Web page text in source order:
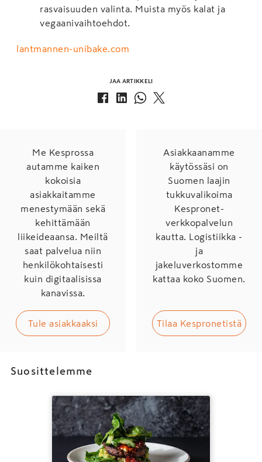
rasvaisuuden valinta. Muista myös kalat ja
vegaanivaihtoehdot.
lantmannen-unibake.com
JAA ARTIKKELI
Me Kesprossa
autamme kaiken
kokoisia
asiakkaitamme
menestymään sekä
kehittämään
liikeideaansa. Meiltä
saat palvelua niin
henkilökohtaisesti
kuin digitaalisissa
kanavissa.
Tule asiakkaaksi
Asiakkaanamme
käytössäsi on
Suomen laajin
tukkuvalikoima
Kespronet-
verkkopalvelun
kautta. Logistiikka -
ja
jakeluverkostomme
kattaa koko Suomen.
Tilaa Kespronetistä
Suosittelemme